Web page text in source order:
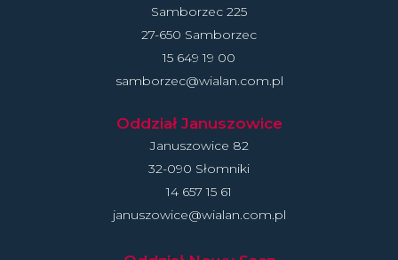
Samborzec 225
27-650 Samborzec
15 649 19 00
samborzec@wialan.com.pl
Oddział Januszowice
Januszowice 82
32-090 Słomniki
14 657 15 61
januszowice@wialan.com.pl